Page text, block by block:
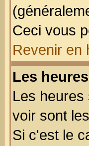
Ceci vous
Revenir en
Les
Les
voir sont
Si c'est le